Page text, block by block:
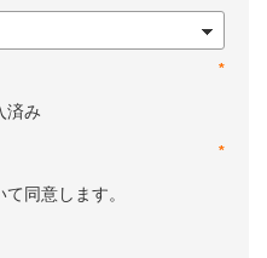
*
済み
*
同意します。